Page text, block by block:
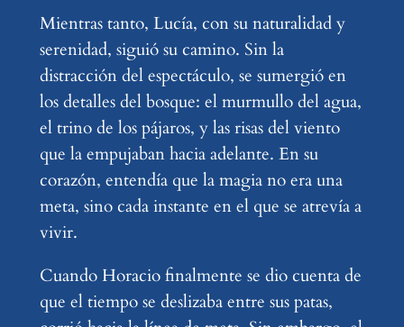
Mientras tanto, Lucía, con su naturalidad y
serenidad, siguió su camino. Sin la
distracción del espectáculo, se sumergió en
los detalles del bosque: el murmullo del agua,
el trino de los pájaros, y las risas del viento
que la empujaban hacia adelante. En su
corazón, entendía que la magia no era una
meta, sino cada instante en el que se atrevía a
vivir.
Cuando Horacio finalmente se dio cuenta de
que el tiempo se deslizaba entre sus patas,